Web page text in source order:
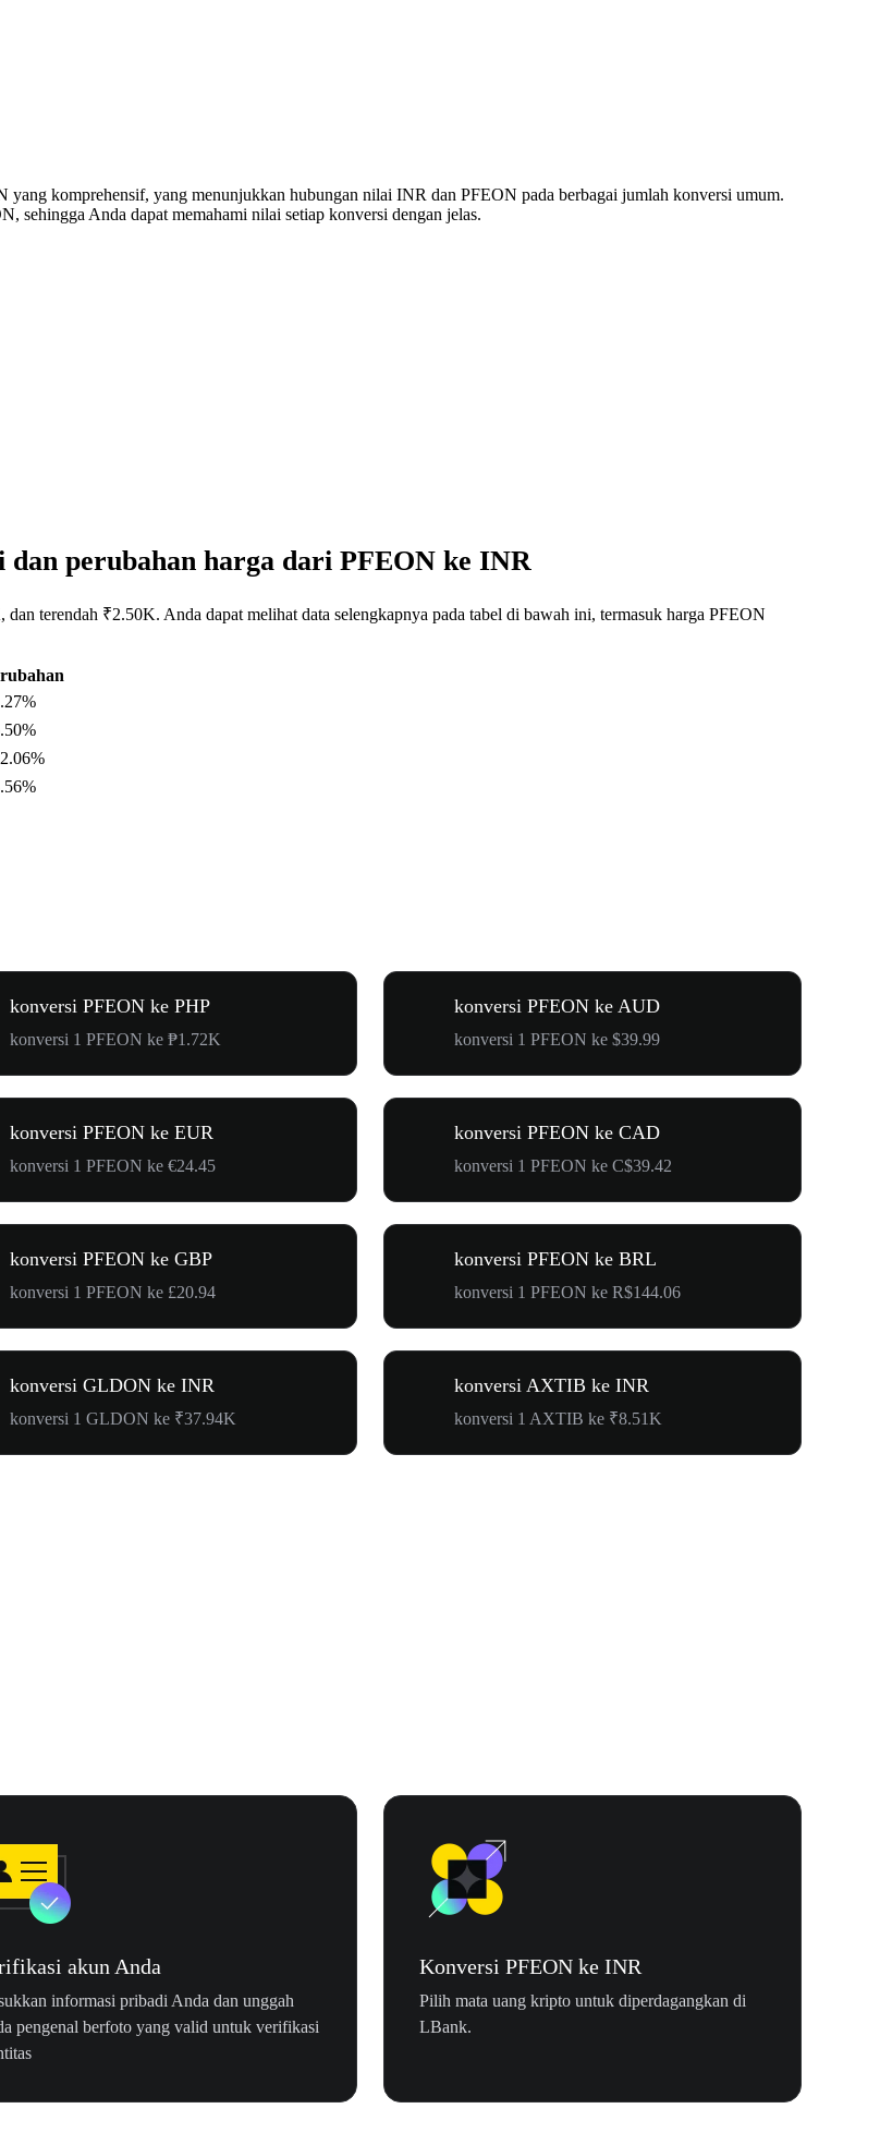
yang komprehensif, yang menunjukkan hubungan nilai INR dan PFEON pada berbagai jumlah konversi umum.
Anda dapat memahami nilai setiap konversi dengan jelas.
perubahan harga dari PFEON ke INR
terendah ₹2.50K. Anda dapat melihat data selengkapnya pada tabel di bawah ini, termasuk harga PFEON
konversi PFEON ke PHP
konversi 1 PFEON ke ₱1.72K
konversi PFEON ke AUD
konversi 1 PFEON ke $39.99
konversi PFEON ke EUR
konversi 1 PFEON ke €24.45
konversi PFEON ke CAD
konversi 1 PFEON ke C$39.42
konversi PFEON ke GBP
konversi 1 PFEON ke £20.94
konversi PFEON ke BRL
konversi 1 PFEON ke R$144.06
konversi GLDON ke INR
konversi 1 GLDON ke ₹37.94K
konversi AXTIB ke INR
konversi 1 AXTIB ke ₹8.51K
akun Anda
informasi pribadi Anda dan unggah
pengenal berfoto yang valid untuk verifikasi
Konversi PFEON ke INR
Pilih mata uang kripto untuk diperdagangkan di
LBank.